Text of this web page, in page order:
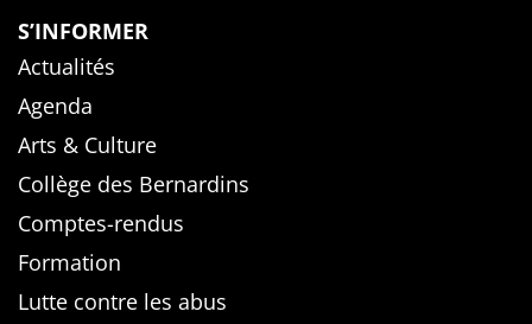
S’INFORMER
Actualités
Agenda
Arts & Culture
Collège des Bernardins
Comptes-rendus
Formation
Lutte contre les abus